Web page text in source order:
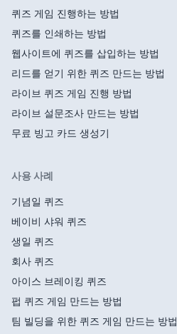
퀴즈 게임 진행하는 방법
퀴즈를 인쇄하는 방법
웹사이트에 퀴즈를 삽입하는 방법
리드를 얻기 위한 퀴즈 만드는 방법
라이브 퀴즈 게임 진행 방법
라이브 설문조사 만드는 방법
무료 빙고 카드 생성기
사용 사례
기념일 퀴즈
베이비 샤워 퀴즈
생일 퀴즈
회사 퀴즈
아이스 브레이킹 퀴즈
펍 퀴즈 게임 만드는 방법
팀 빌딩을 위한 퀴즈 게임 만드는 방법